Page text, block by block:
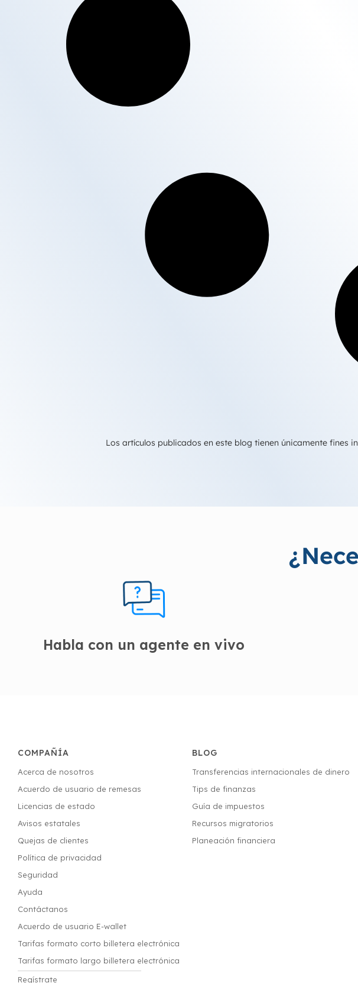
Los artículos publicados en este blog tienen únicamente
Habla con un agente en vivo
COMPAÑÍA
Acerca de nosotros
Acuerdo de usuario de remesas
Licencias de estado
Avisos estatales
Quejas de clientes
Política de privacidad
Seguridad
Ayuda
Contáctanos
Acuerdo de usuario E-wallet
Tarifas formato corto billetera electrónica
Tarifas formato largo billetera electrónica
Regístrate
BLOG
Transferencias internacionales de dinero
Tips de finanzas
Guía de impuestos
Recursos migratorios
Planeación financiera